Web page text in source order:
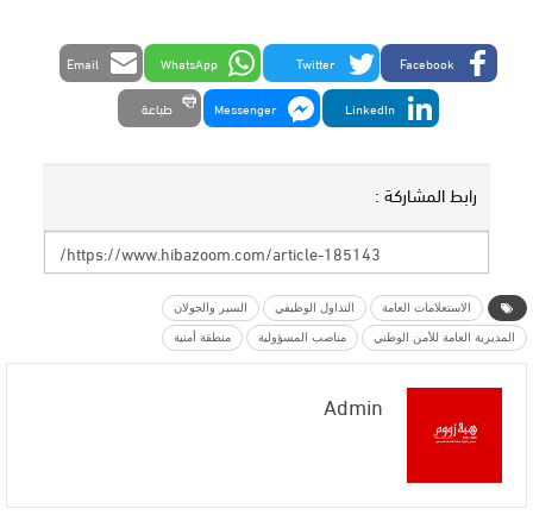
Facebook
Twitter
WhatsApp
Email
LinkedIn
Messenger طباعة
رابط المشاركة :
الاستعلامات العامة التداول الوظيفي السير والجولان
المديرية العامة للأمن الوطني مناصب المسؤولية منطقة أمنية
Admin